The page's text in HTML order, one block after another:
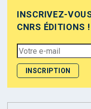
INSCRIVEZ-
CNRS ÉDITIONS !